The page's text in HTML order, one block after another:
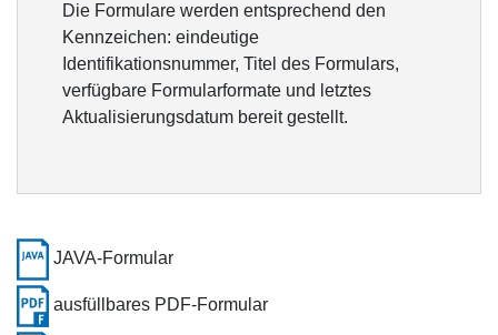
Die Formulare werden entsprechend den
Kennzeichen: eindeutige
Identifikationsnummer, Titel des Formulars,
verfügbare Formularformate und letztes
Aktualisierungsdatum bereit gestellt.
JAVA-Formular
ausfüllbares PDF-Formular